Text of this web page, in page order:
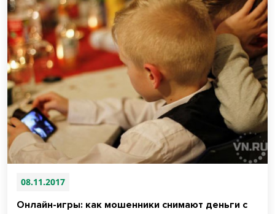
08.11.2017
Онлайн-игры: как мошенники снимают деньги с